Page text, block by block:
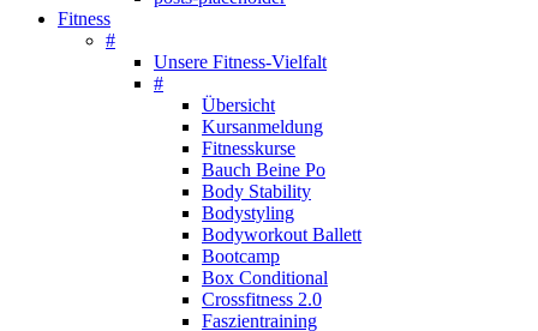
Fitness
#
Unsere Fitness-Vielfalt
#
Übersicht
Kursanmeldung
Fitnesskurse
Bauch Beine Po
Body Stability
Bodystyling
Bodyworkout Ballett
Bootcamp
Box Conditional
Crossfitness 2.0
Faszientraining